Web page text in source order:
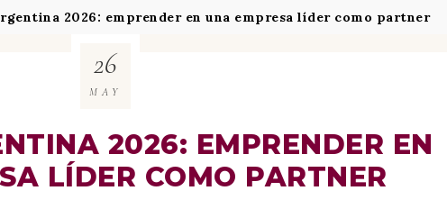
2026: emprender en una empresa líder como partner
2026: EMPRENDER EN
LÍDER COMO PARTNER
26
MAY